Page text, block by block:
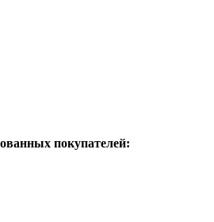
покупателей: